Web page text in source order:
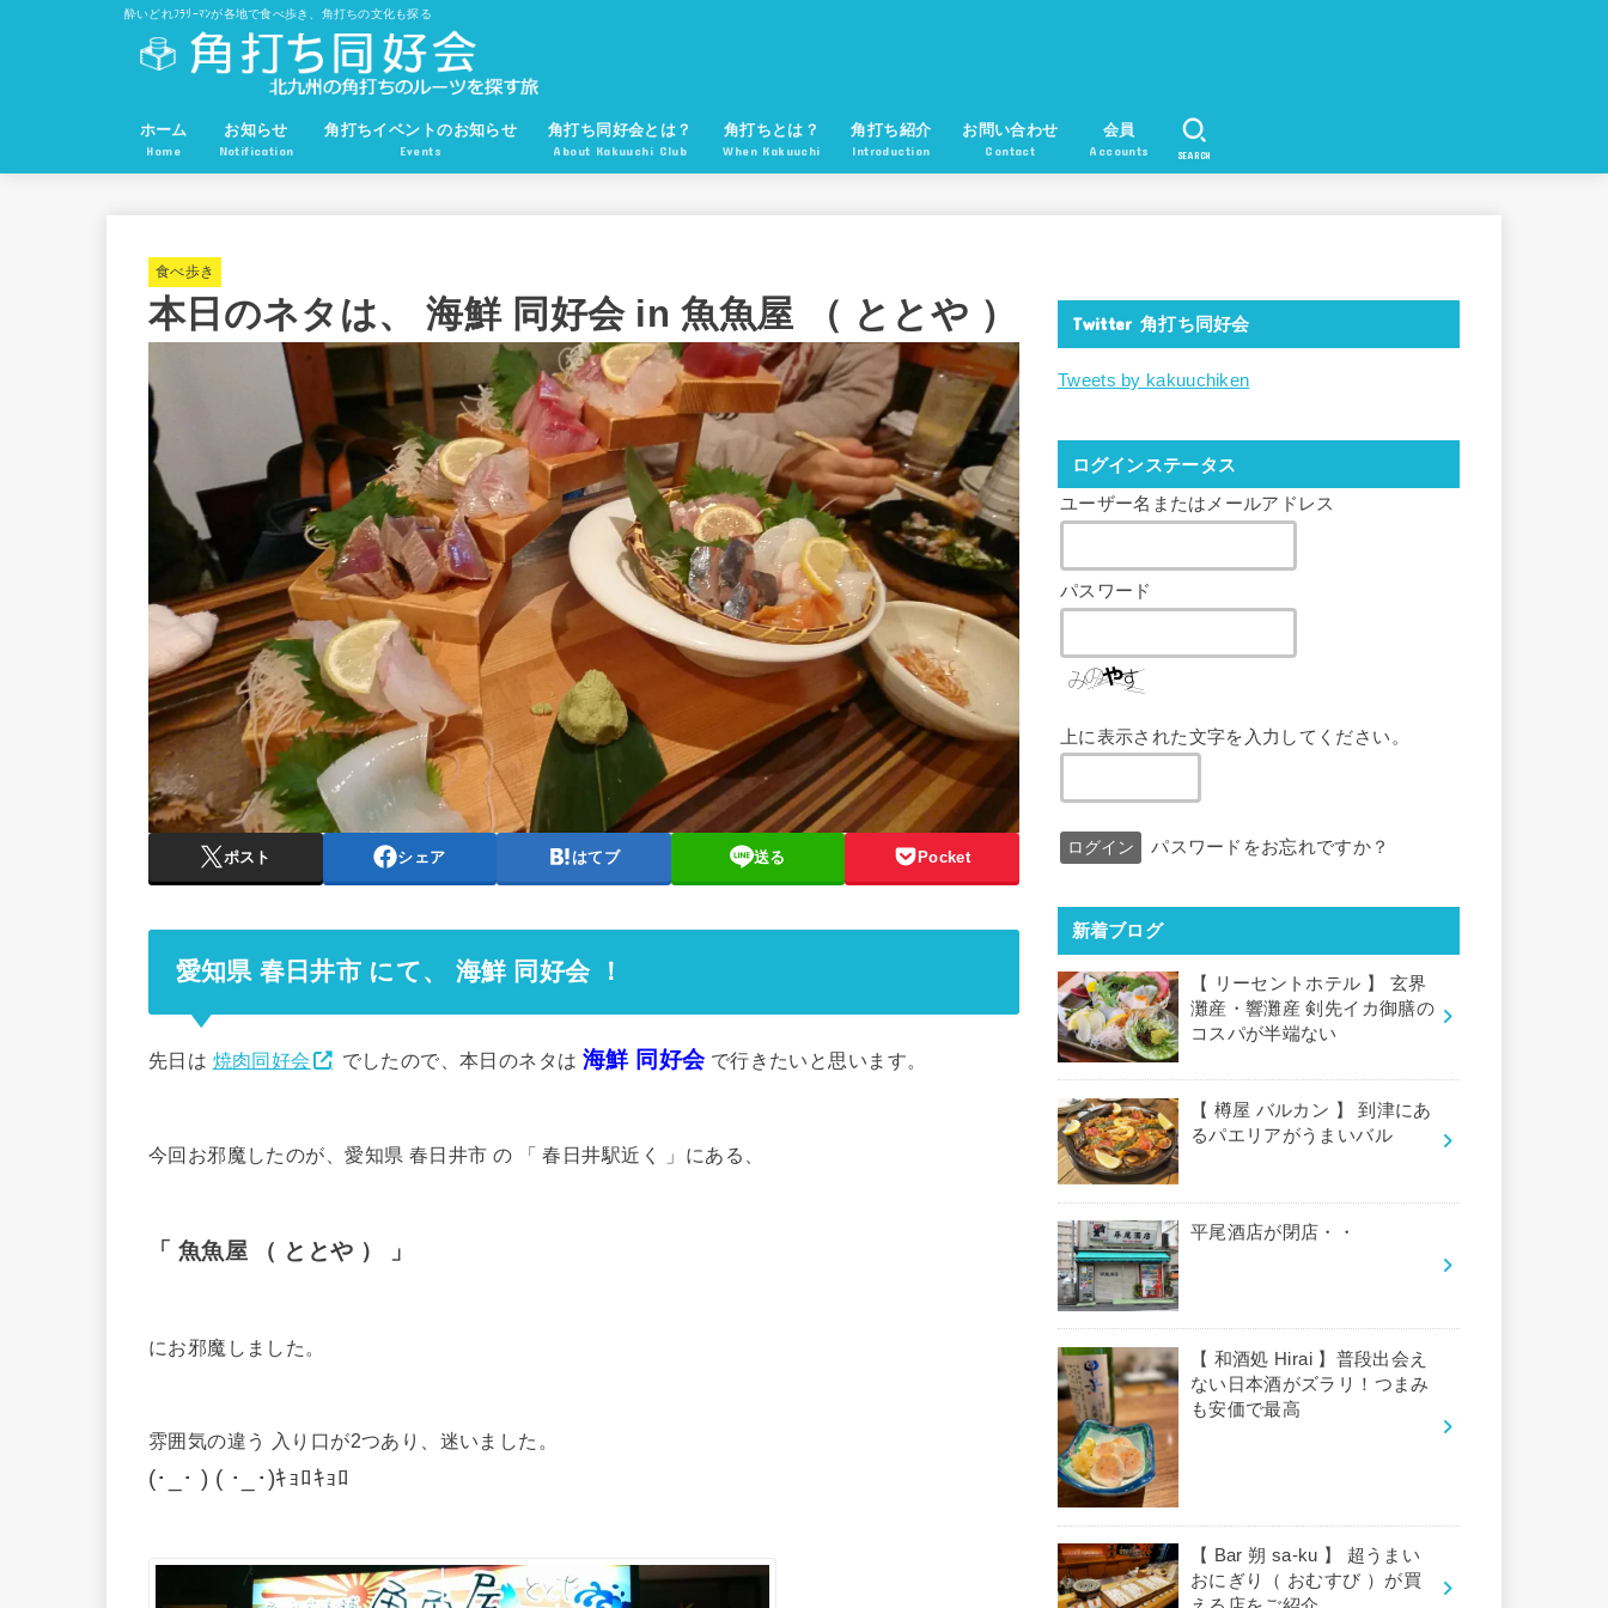
酔いどれﾌﾗﾘｰﾏﾝが各地で食べ歩き、角打ちの文化も探る
ホーム
Home
お知らせ
Notification
角打ちイベントのお知らせ
Events
角打ち同好会とは？
About Kakuuchi Club
角打ちとは？
When Kakuuchi
角打ち紹介
Introduction
お問い合わせ
Contact
会員
Accounts SEARCH
食べ歩き
本日のネタは、 海鮮 同好会 in 魚魚屋 （ ととや ）
ポスト シェア はてブ 送る Pocket
愛知県 春日井市 にて、 海鮮 同好会 ！
先日は 焼肉同好会 でしたので、本日のネタは 海鮮 同好会で行きたいと思います。
今回お邪魔したのが、愛知県 春日井市 の 「 春日井駅近く 」にある、
「 魚魚屋 （ ととや ） 」
にお邪魔しました。
雰囲気の違う 入り口が2つあり、迷いました。
(･_･ ) ( ･_･)ｷｮﾛｷｮﾛ
Twitter 角打ち同好会
Tweets by kakuuchiken
ログインステータス
ユーザー名またはメールアドレス
パスワード
上に表示された文字を入力してください。
パスワードをお忘れですか？
新着ブログ
【 リーセントホテル 】 玄界
灘産・響灘産 剣先イカ御膳の
コスパが半端ない
【 樽屋 バルカン 】 到津にあ
るパエリアがうまいバル
平尾酒店が閉店・・
【 和酒処 Hirai 】普段出会え
ない日本酒がズラリ！つまみ
も安価で最高
【 Bar 朔 sa-ku 】 超うまい
おにぎり（ おむすび ）が買